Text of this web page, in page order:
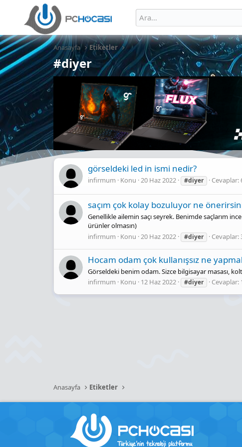
Anasayfa Etiketler
#diyer
görseldeki led in ismi nedir?
infirmum Konu 20 Haz 2022 #diyer Cevaplar:
saçım çok kolay bozuluyor ne
Genellikle ailemin saçı seyrek. Benimde saçlarım
ürünler olmasın)
infirmum
Konu 20 Haz 2022 #diyer Cevaplar:
Hocam odam çok kullanışsız ne
Görseldeki benim odam. Sizce bilgisayar masası,
infirmum
Konu 12 Haz 2022 #diyer Cevaplar:
Anasayfa Etiketler